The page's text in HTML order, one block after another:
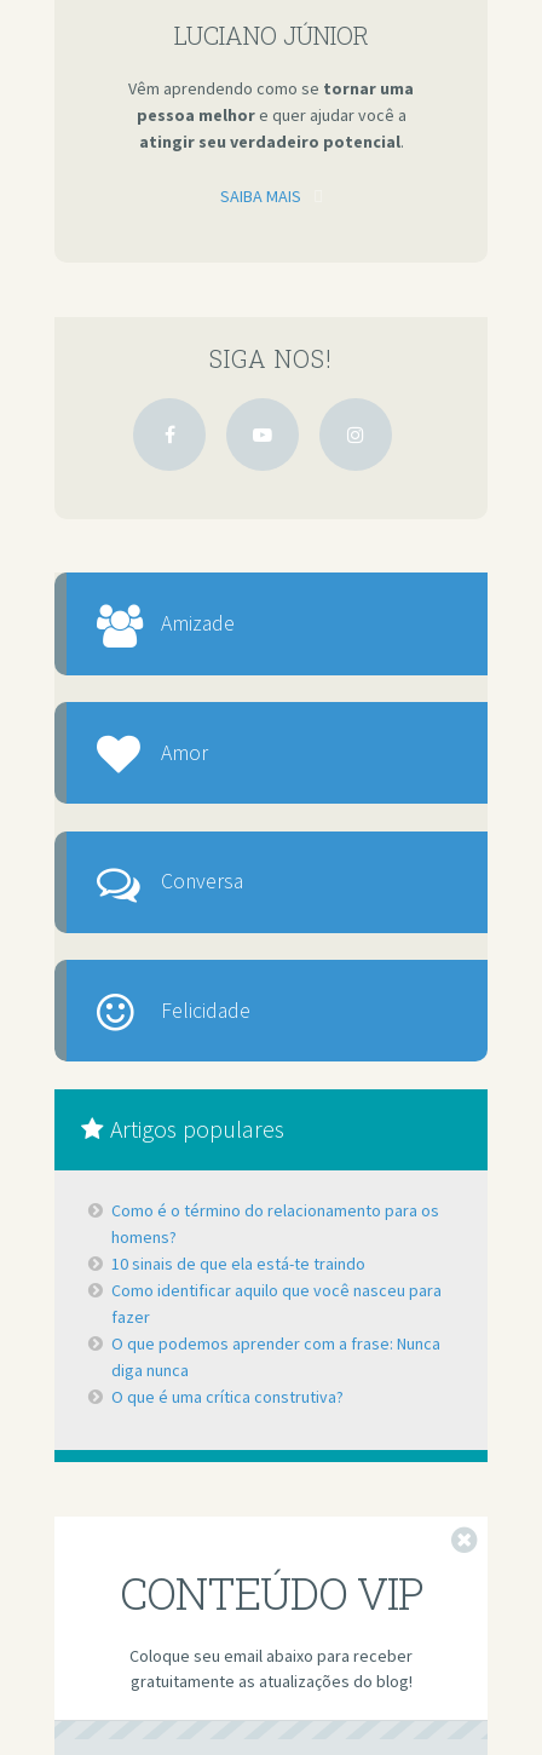
LUCIANO JÚNIOR
Vêm aprendendo como se tornar uma
pessoa melhore quer ajudar você a
atingir seu verdadeiro potencial.
SAIBA MAIS
SIGA NOS!
Amizade
Amor
Conversa
Felicidade
Artigos populares
Como é o término do relacionamento para os
homens?
10 sinais de que ela está-te traindo
Como identificar aquilo que você nasceu para
fazer
O que podemos aprender com a frase: Nunca
diga nunca
O que é uma crítica construtiva?
CONTEÚDO VIP
Coloque seu email abaixo para receber
gratuitamente as atualizações do blog!